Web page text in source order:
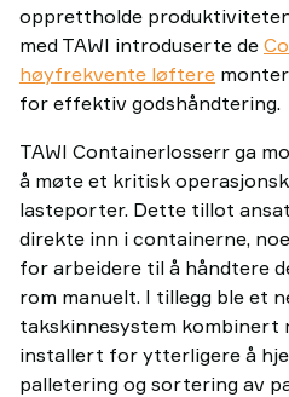
opprettholde
med TAWI introduserte de
høyfrekvente løftere
for effektiv godshåndtering.
TAWI Containerlosserr ga
å møte et kritisk
lasteporter. Dette tillot
direkte inn i containerne,
for arbeidere til å håndtere
rom manuelt. I tillegg ble et
takskinnesystem kombinert
installert for ytterligere å
palletering og sortering av